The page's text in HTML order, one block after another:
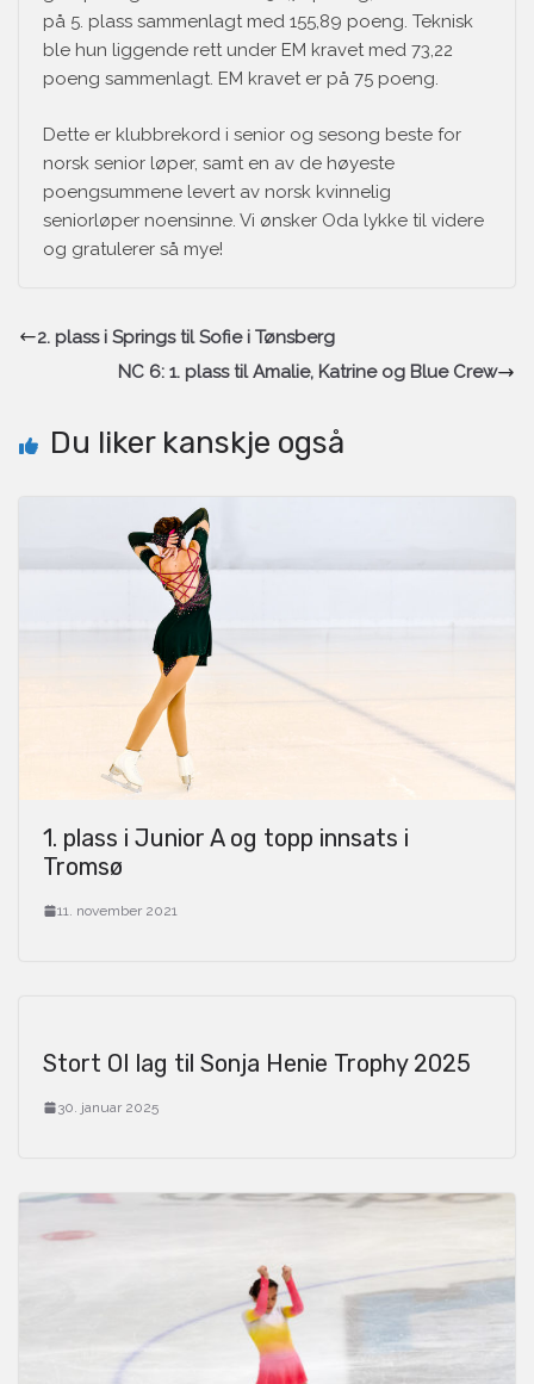
på 5. plass sammenlagt med 155,89 poeng. Teknisk
ble hun liggende rett under EM kravet med 73,22
poeng sammenlagt. EM kravet er på 75 poeng.
Dette er klubbrekord i senior og sesong beste for
norsk senior løper, samt en av de høyeste
poengsummene levert av norsk kvinnelig
seniorløper noensinne. Vi ønsker Oda lykke til videre
og gratulerer så mye!
2. plass i Springs til Sofie i Tønsberg
NC 6: 1. plass til Amalie, Katrine og Blue Crew
Du liker kanskje også
1. plass i Junior A og topp innsats i
Tromsø
11. november 2021
Stort OI lag til Sonja Henie Trophy 2025
30. januar 2025